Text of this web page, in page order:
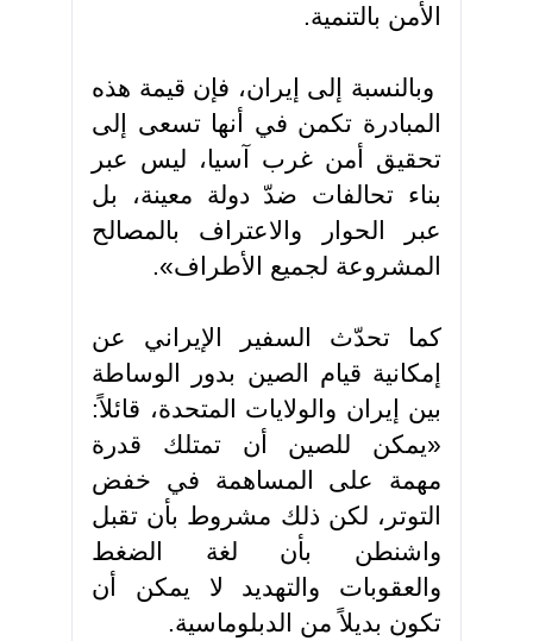
الأمن بالتنمية.
وبالنسبة إلى إيران، فإن قيمة هذه
المبادرة تكمن في أنها تسعى إلى
تحقيق أمن غرب آسيا، ليس عبر
بناء تحالفات ضدّ دولة معينة، بل
عبر الحوار والاعتراف بالمصالح
المشروعة لجميع الأطراف».
كما تحدّث السفير الإيراني عن
إمكانية قيام الصين بدور الوساطة
بين إيران والولايات المتحدة، قائلاً:
«يمكن للصين أن تمتلك قدرة
مهمة على المساهمة في خفض
التوتر، لكن ذلك مشروط بأن تقبل
واشنطن بأن لغة الضغط
والعقوبات والتهديد لا يمكن أن
تكون بديلاً من الدبلوماسية.